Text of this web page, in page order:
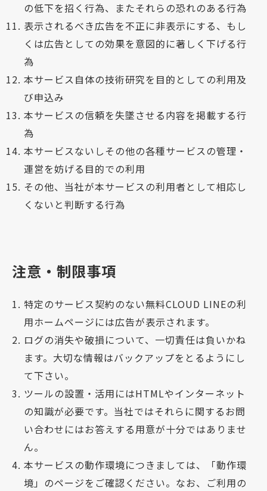
の低下を招く行為、またそれらの恐れのある行為
表示されるべき広告を不正に非表示にする、もし
くは広告としての効果を意図的に著しく下げる行
為
本サービス自体の技術研究を目的としての利用及
び申込み
本サービスの信頼を失墜させる内容を掲載する行
為
本サービスないしその他の各種サービスの管理・
運営を妨げる目的での利用
その他、当社が本サービスの利用者として相応し
くないと判断する行為
注意・制限事項
特定のサービス契約のない無料CLOUD LINEの利
用ホームページには広告が表示されます。
ログの消失や破損について、一切責任は負いかね
ます。大切な情報はバックアップをとるようにし
て下さい。
ツールの設置・活用にはHTMLやインターネット
の知識が必要です。当社ではそれらに関するお問
い合わせにはお答えする用意が十分ではありませ
ん。
本サービスの動作環境につきましては、「動作環
境」のページをご確認ください。なお、ご利用の